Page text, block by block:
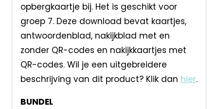
opbergkaartje bij. Het is geschikt voor
groep 7. Deze download bevat kaartjes,
antwoordenblad, nakijkblad met en
zonder QR-codes en nakijkkaartjes met
QR-codes. Wil je een uitgebreidere
beschrijving van dit product? Klik dan hier.
BUNDEL